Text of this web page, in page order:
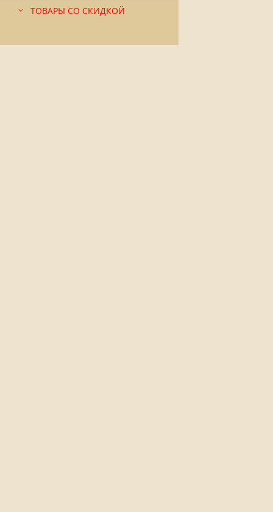
ТОВАРЫ СО СКИДКОЙ